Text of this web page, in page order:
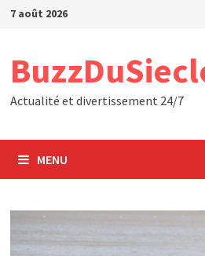
Passer
7 août 2026
Actualité et divertissement 24/7
MENU